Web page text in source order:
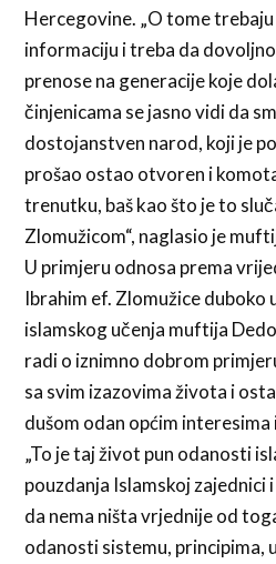
Hercegovine. „O tome
informaciju i treba da
prenose na generacije koje
činjenicama se jasno vidi da
dostojanstven narod, koji je
prošao ostao otvoren i
trenutku, baš kao što je to
Zlomužicom“, naglasio je
U primjeru odnosa prema
Ibrahim ef. Zlomužice duboko
islamskog učenja muftija
radi o iznimno dobrom
sa svim izazovima života i
dušom odan općim interesima
„To je taj život pun odanosti
pouzdanja Islamskoj zajednici
da nema ništa vrjednije od
odanosti sistemu, principima,